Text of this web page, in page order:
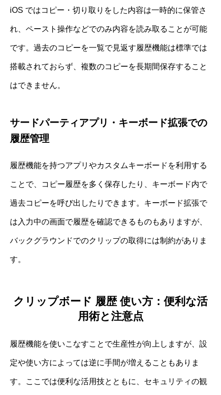
iOS ではコピー・切り取りをした内容は一時的に保管さ
れ、ペースト操作などでのみ内容を読み取ることが可能
です。過去のコピーを一覧で見返す履歴機能は標準では
搭載されておらず、複数のコピーを長期間保存すること
はできません。
サードパーティアプリ・キーボード拡張での
履歴管理
履歴機能を持つアプリやカスタムキーボードを利用する
ことで、コピー履歴を多く保存したり、キーボード内で
過去コピーを呼び出したりできます。キーボード拡張で
は入力中の画面で履歴を確認できるものもありますが、
バックグラウンドでのクリップの取得には制約がありま
す。
クリップボード 履歴 使い方：便利な活
用術と注意点
履歴機能を使いこなすことで生産性が向上しますが、設
定や使い方によっては逆に手間が増えることもありま
す。ここでは便利な活用技とともに、セキュリティの観